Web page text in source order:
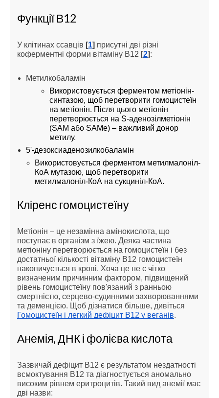
Функції В12
У клітинах ссавців [1] присутні дві різні
коферментні форми вітаміну В12 [2]:
Метилкобаламін
Використовується ферментом метіонін-
синтазою, щоб перетворити гомоцистеїн
на метіонін. Після цього метіонін
перетворюється на S-аденозілметіонін
(SAM або SAMe) – важливий донор
метилу.
5'-дезоксиаденозилкобаламін
Використовується ферментом метилмалоніл-
КоА мутазою, щоб перетворити
метилмалоніл-КоА на сукциніл-КоА.
Кліренс гомоцистеїну
Метіонін – це незамінна амінокислота, що
поступає в організм з їжею. Деяка частина
метіоніну перетворюється на гомоцистеїн і без
достатньої кількості вітаміну В12 гомоцистеїн
накопичується в крові. Хоча це не є чітко
визначеним причинним фактором, підвищений
рівень гомоцистеїну пов'язаний з ранньою
смертністю, серцево-судинними захворюваннями
та деменцією. Щоб дізнатися більше, дивіться
Гомоцистеїн і легкий дефіцит В12 у веганів.
Анемія, ДНК і фолієва кислота
Зазвичай дефіцит B12 є результатом нездатності
всмоктування B12 та діагностується аномально
високим рівнем еритроцитів. Такий вид анемії має
дві назви: